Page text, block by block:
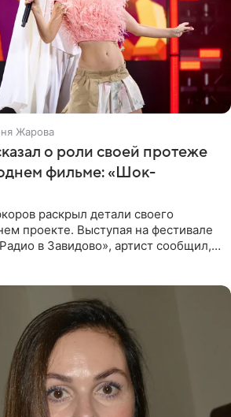
Жарова
о роли своей протеже
фильме: «Шок-
раскрыл детали своего
проекте. Выступая на фестивале
в Завидово», артист сообщил,